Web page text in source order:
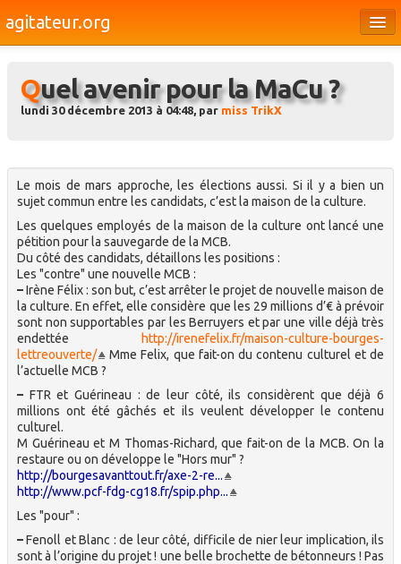
agitateur.org
Bourges & le Cher
Médias
Dossiers
Brèves
Quel avenir pour la MaCu ?
lundi 30 décembre 2013 à 04:48, par miss TrikX
Le mois de mars approche, les élections aussi. Si il y a bien un
sujet commun entre les candidats, c’est la maison de la culture.
Les quelques employés de la maison de la culture ont lancé une
pétition pour la sauvegarde de la MCB.
Du côté des candidats, détaillons les positions :
Les "contre" une nouvelle MCB :
–Irène Félix : son but, c’est arrêter le projet de nouvelle maison de
la culture. En effet, elle considère que les 29 millions d’€ à prévoir
sont non supportables par les Berruyers et par une ville déjà très
endettée
http://irenefelix.fr/maison-culture-bourges-
lettreouverte/
Mme Felix, que fait-on du contenu culturel et de
l’actuelle MCB ?
– FTR et Guérineau : de leur côté, ils considèrent que déjà 6
millions ont été gâchés et ils veulent développer le contenu
culturel.
M Guérineau et M Thomas-Richard, que fait-on de la MCB. On la
restaure ou on développe le "Hors mur" ?
http://bourgesavanttout.fr/axe-2-re...
http://www.pcf-fdg-cg18.fr/spip.php...
Les "pour" :
–Fenoll et Blanc : de leur côté, difficile de nier leur implication, ils
sont à l’origine du projet ! une belle brochette de bétonneurs ! Pas